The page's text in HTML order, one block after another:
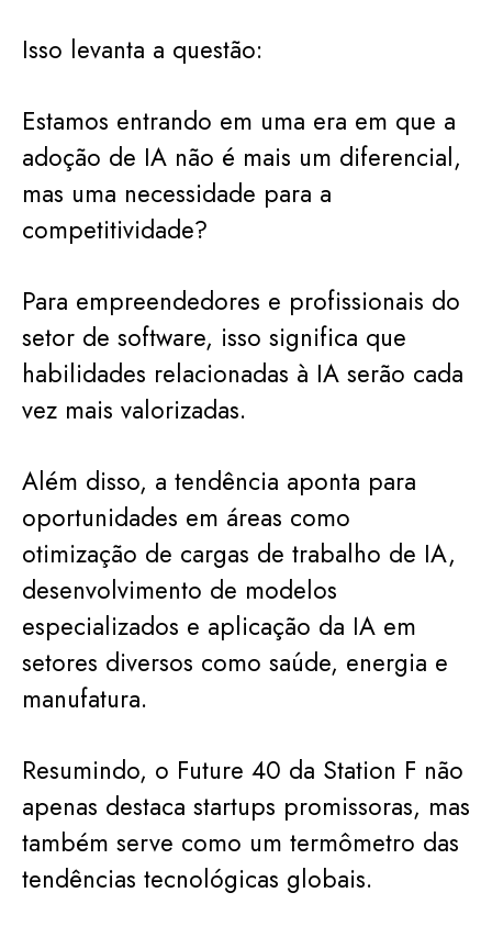
Isso levanta a questão:
Estamos entrando em uma era em que a
adoção de IA não é mais um diferencial,
mas uma necessidade para a
competitividade?
Para empreendedores e profissionais do
setor de software, isso significa que
habilidades relacionadas à IA serão cada
vez mais valorizadas.
Além disso, a tendência aponta para
oportunidades em áreas como
otimização de cargas de trabalho de IA,
desenvolvimento de modelos
especializados e aplicação da IA em
setores diversos como saúde, energia e
manufatura.
Resumindo, o Future 40 da Station F não
apenas destaca startups promissoras, mas
também serve como um termômetro das
tendências tecnológicas globais.